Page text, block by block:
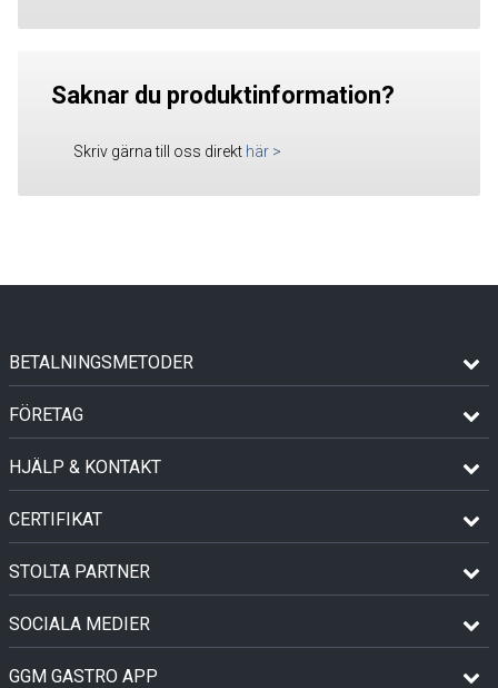
Saknar du produktinformation?
Skriv gärna till oss direkt här >
BETALNINGSMETODER
FÖRETAG
HJÄLP & KONTAKT
CERTIFIKAT
STOLTA PARTNER
SOCIALA MEDIER
GGM GASTRO APP